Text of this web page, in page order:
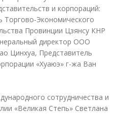
и корпораций:
Экономического
Провинции Цзянсу КНР
директор ООО
Цинхуа, Представитель
«Хуаюэ» г-жа Ван
сотрудничества и
«Великая Степь» Светлана